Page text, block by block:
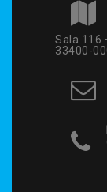
Sala 116
33400-